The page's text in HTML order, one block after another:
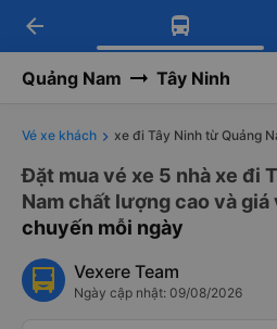
Tải app Vexere
Nhận ưu đãi thành
Tải app Vexere
-30k/ghế khi đặt vé
arrow_back
Quảng Nam Tây Ninh
Vé xe khách xe đi Tây Ninh từ Quảng
Đặt mua vé xe 5 nhà xe đi
Nam chất lượng cao và
chuyến mỗi ngày
Vexere Team
Ngày cập nhật: 09/08/2026